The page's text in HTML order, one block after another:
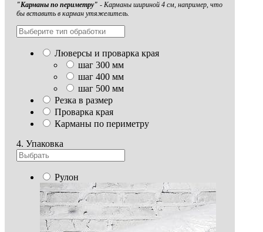
"Карманы по периметру" - Карманы шириной 4 см, например, что
бы вставить в карман утяжелитель.
Люверсы и проварка края
шаг 300 мм
шаг 400 мм
шаг 500 мм
Резка в размер
Проварка края
Карманы по периметру
4. Упаковка
Рулон